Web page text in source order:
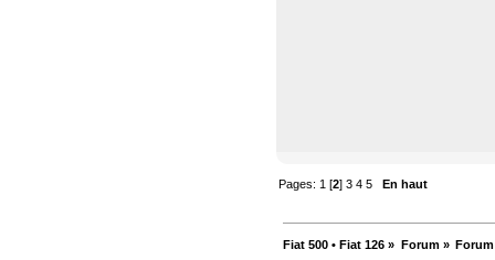
Pages: 1 [2]3 4 5 En haut
Fiat 500 • Fiat 126 » Forum»